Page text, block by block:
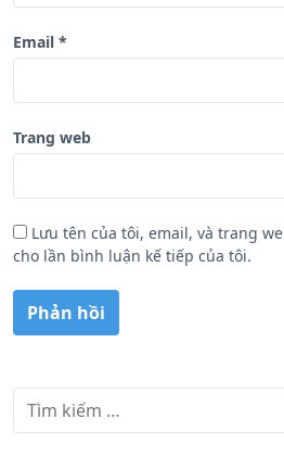
Email *
Trang web
Lưu tên của tôi, email, và trang
cho lần bình luận kế tiếp của tôi.